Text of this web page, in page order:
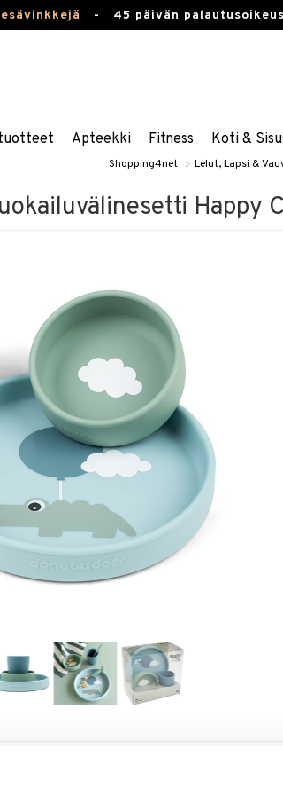
- 45 päivän
Apteekki Fitness Koti &
Shopping4net » Lelut, Lapsi &
Happy